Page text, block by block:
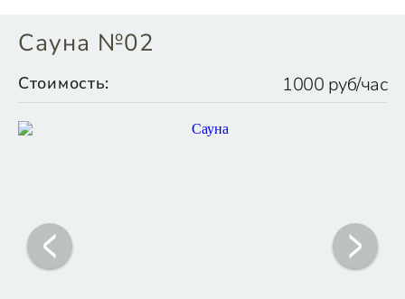
Сауна №02
Стоимость: 1000 руб/час